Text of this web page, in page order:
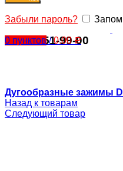
Забыли пароль?
8 929 551-99-00
0 пунктов / 0.00Р
Компрессоры
Дугообразные зажимы
Назад к товарам
Следующий товар